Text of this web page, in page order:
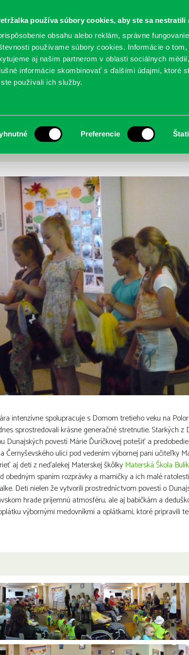
používa súbory cookies, aby ste sa nestratili
obsahu alebo reklám, správne
používame súbory cookies. Informácie o
aj našim partnerom v oblasti sociálnych
informácie skombinovať s ďalšími údajmi, ktoré
používali ich služby.
Preferencie
ONLINE KATALÓGY SLUŽBY
povesti v Domove
intenzívne spolupracuje s Domom tretieho veku na
sprostredovali krásne generačné stretnutie. Starkých
Dunajských povestí Márie Ďuríčkovej potešiť a
Černyševského ulici pod vedením výbornej pani učiteľky
aj deti z neďalekej Materskej škôlky Materská Škola B
obedným spaním rozprávky a mamičky a ich malé
Deti nielen že vytvorili prostredníctvom povestí o
hrade príjemnú atmosféru, ale aj babičkám a
výbornými medovníkmi a oplátkami, ktoré pripravili